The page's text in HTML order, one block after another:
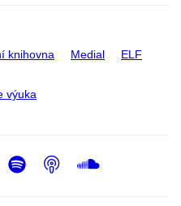
knihovna Medial ELF
výuka
Spotify
Podcast